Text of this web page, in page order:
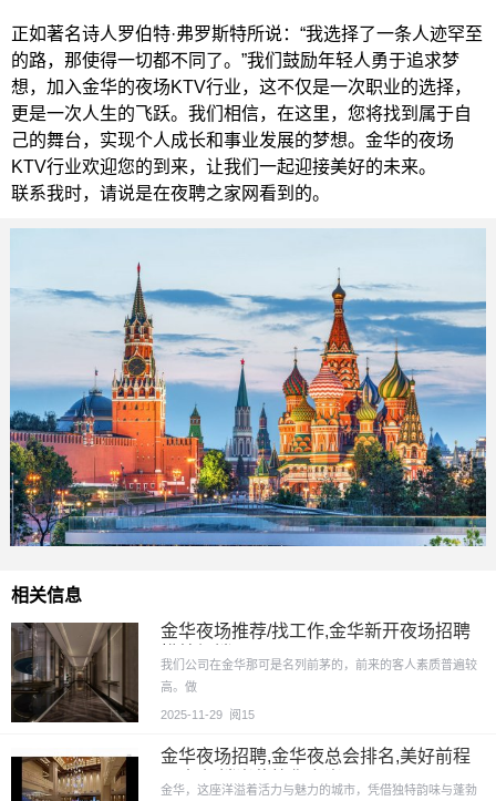
正如著名诗人罗伯特·弗罗斯特所说：“我选择了一条人迹罕至
的路，那使得一切都不同了。”我们鼓励年轻人勇于追求梦
想，加入金华的夜场KTV行业，这不仅是一次职业的选择，
更是一次人生的飞跃。我们相信，在这里，您将找到属于自
己的舞台，实现个人成长和事业发展的梦想。金华的夜场
KTV行业欢迎您的到来，让我们一起迎接美好的未来。
联系我时，请说是在夜聘之家网看到的。
相关信息
金华夜场推荐/找工作,金华新开夜场招聘
我们公司在金华那可是名列前茅的，前来的客人素质普遍较
高。做
2025-11-29 阅15
金华夜场招聘,金华夜总会排名,美好前程
金华，这座洋溢着活力与魅力的城市，凭借独特韵味与蓬勃